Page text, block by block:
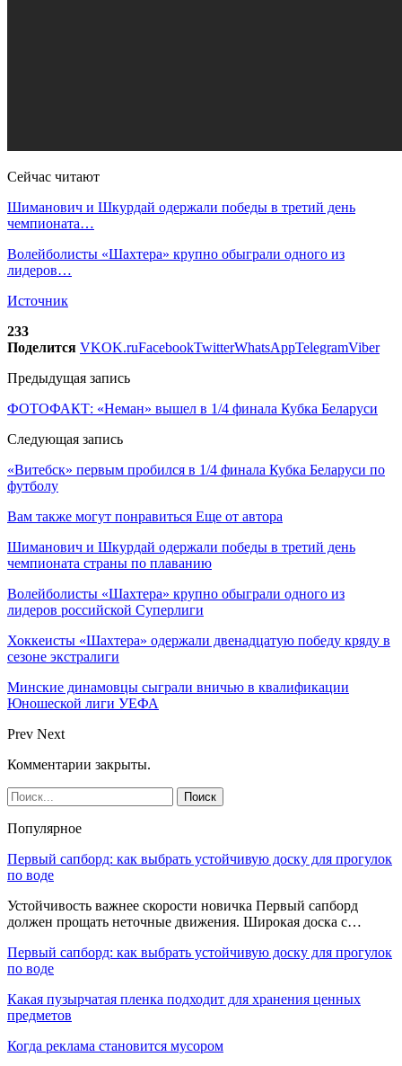
Сейчас читают
Шиманович и Шкурдай одержали победы в третий день
чемпионата…
Волейболисты «Шахтера» крупно обыграли одного из
лидеров…
Источник
233
Поделится VKOK.ruFacebookTwitterWhatsAppTelegramViber
Предыдущая запись
ФОТОФАКТ: «Неман» вышел в 1/4 финала Кубка Беларуси
Следующая запись
«Витебск» первым пробился в 1/4 финала Кубка Беларуси по
футболу
Вам также могут понравиться Еще от автора
Шиманович и Шкурдай одержали победы в третий день
чемпионата страны по плаванию
Волейболисты «Шахтера» крупно обыграли одного из
лидеров российской Суперлиги
Хоккеисты «Шахтера» одержали двенадцатую победу кряду в
сезоне экстралиги
Минские динамовцы сыграли вничью в квалификации
Юношеской лиги УЕФА
Prev Next
Комментарии закрыты.
Популярное
Первый сапборд: как выбрать устойчивую доску для прогулок
по воде
Устойчивость важнее скорости новичка Первый сапборд
должен прощать неточные движения. Широкая доска с…
Первый сапборд: как выбрать устойчивую доску для прогулок
по воде
Какая пузырчатая пленка подходит для хранения ценных
предметов
Когда реклама становится мусором